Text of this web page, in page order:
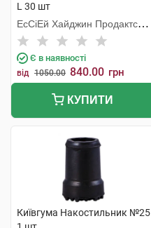
L 30 шт
ЕсСіЕй Хайджин Продактс
Хугезанд
Є в наявності
від 1050.00 840.00 грн
КУПИТИ
Київгума Накостильник №25